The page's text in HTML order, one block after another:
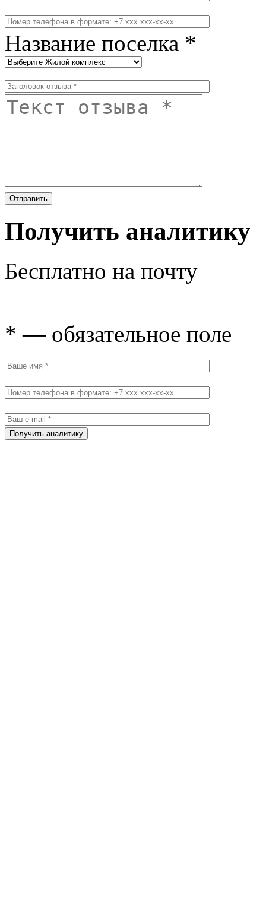
Название поселка *
Получить аналитику
Бесплатно на почту
* — обязательное поле